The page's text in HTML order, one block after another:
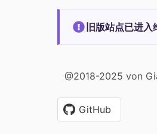
旧版站点已进入
@2018-2025 von
GitHub